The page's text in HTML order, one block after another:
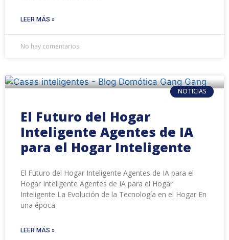
LEER MÁS »
No hay comentarios
NOTICIAS
El Futuro del Hogar
Inteligente Agentes de IA
para el Hogar Inteligente
El Futuro del Hogar Inteligente Agentes de IA para el
Hogar Inteligente Agentes de IA para el Hogar
Inteligente La Evolución de la Tecnología en el Hogar En
una época
LEER MÁS »